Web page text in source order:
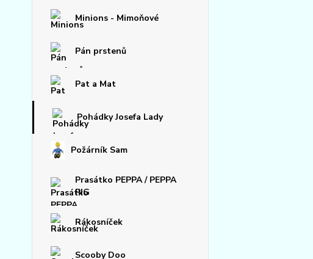
Minions - Mimoňové
Pán prstenů
Pat a Mat
Pohádky Josefa Lady
Požárník Sam
Prasátko PEPPA / PEPPA
PIG
Rákosníček
Scooby Doo